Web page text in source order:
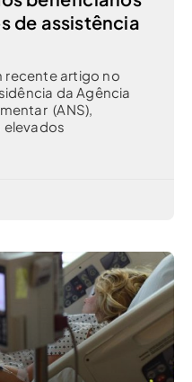
de assistência
recente artigo no
da Agência
(ANS),
elevados